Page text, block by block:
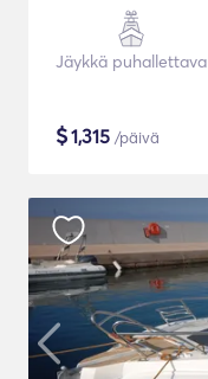
Jäykkä puhallettava
$1,315 /päivä